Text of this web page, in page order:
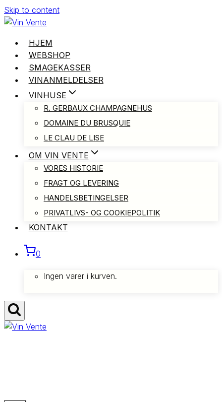
Skip to content
HJEM
WEBSHOP
SMAGEKASSER
VINANMELDELSER
VINHUSE
R. GERBAUX CHAMPAGNEHUS
DOMAINE DU BRUSQUIE
LE CLAU DE LISE
OM VIN VENTE
VORES HISTORIE
FRAGT OG LEVERING
HANDELSBETINGELSER
PRIVATLIVS- OG COOKIEPOLITIK
KONTAKT
0
Ingen varer i kurven.